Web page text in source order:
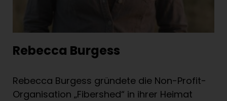
Der rote Faden: Gemeinsam gegen den
Klimawandel
In diesem Buch gibt uns Rebecca Burgess
wie Kleidung und Stoffe produziert
werden, wie problematisch viele der
Rebecca Burgess
Rebecca Burgess gründete die Non-Profit-
Organisation „Fibershed“ in ihrer Heimat